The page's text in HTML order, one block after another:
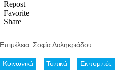
Επιμέλεια: Σοφία Δαληκριάδου
Κοινωνικά Τοπικά Εκπομπές